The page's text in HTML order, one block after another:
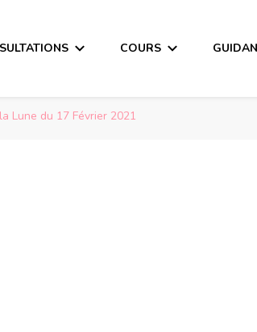
COURS
Lune du 17 Février 2021